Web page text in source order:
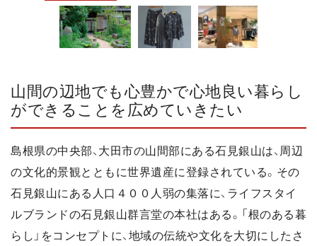
山間の辺地でも心豊かで心地良い暮らし
ができることを広めていきたい
島根県の中央部、大田市の山間部にある石見銀山は、周辺
の文化的景観とともに世界遺産に登録されている。その
石見銀山にある人口４００人弱の集落に、ライフスタイ
ルブランドの石見銀山群言堂の本社はある。「根のある暮
らし」をコンセプトに、地域の伝統や文化を大切にしたさ